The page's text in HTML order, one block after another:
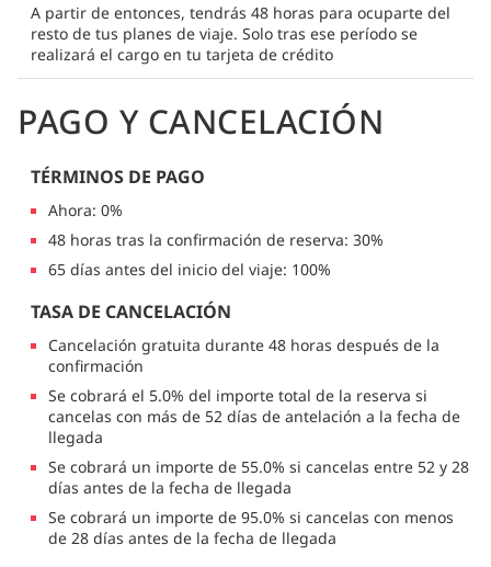
A partir de entonces, tendrás 48 horas para ocuparte del
resto de tus planes de viaje. Solo tras ese período se
realizará el cargo en tu tarjeta de crédito
PAGO Y CANCELACIÓN
TÉRMINOS DE PAGO
Ahora: 0%
48 horas tras la confirmación de reserva: 30%
65 días antes del inicio del viaje: 100%
TASA DE CANCELACIÓN
Cancelación gratuita durante 48 horas después de la
confirmación
Se cobrará el 5.0% del importe total de la reserva si
cancelas con más de 52 días de antelación a la fecha de
llegada
Se cobrará un importe de 55.0% si cancelas entre 52 y 28
días antes de la fecha de llegada
Se cobrará un importe de 95.0% si cancelas con menos
de 28 días antes de la fecha de llegada